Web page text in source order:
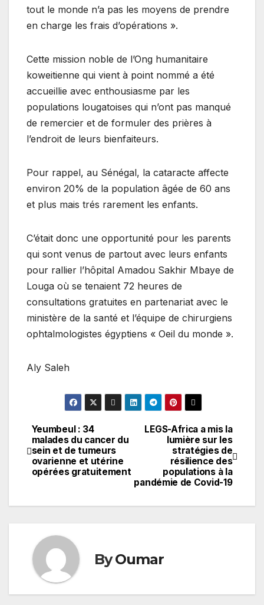
tout le monde n’a pas les moyens de prendre
en charge les frais d’opérations ».
Cette mission noble de l’Ong humanitaire
koweitienne qui vient à point nommé a été
accueillie avec enthousiasme par les
populations lougatoises qui n’ont pas manqué
de remercier et de formuler des prières à
l’endroit de leurs bienfaiteurs.
Pour rappel, au Sénégal, la cataracte affecte
environ 20% de la population âgée de 60 ans
et plus mais trés rarement les enfants.
C’était donc une opportunité pour les parents
qui sont venus de partout avec leurs enfants
pour rallier l’hôpital Amadou Sakhir Mbaye de
Louga où se tenaient 72 heures de
consultations gratuites en partenariat avec le
ministère de la santé et l’équipe de chirurgiens
ophtalmologistes égyptiens « Oeil du monde ».
Aly Saleh
Navigation
de
l’article
LEGS-Africa a mis la
lumière sur les
stratégies de
résilience des
populations à la
pandémie de Covid-19
Yeumbeul : 34
malades du cancer du
sein et de tumeurs
ovarienne et utérine
opérées gratuitement
ByOumar